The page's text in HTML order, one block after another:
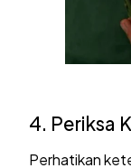
4. Periksa
Perhatikan